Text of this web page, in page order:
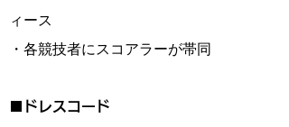
ィース
・各競技者にスコアラーが帯同
ドレスコード